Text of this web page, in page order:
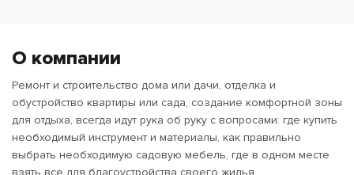
О компании
Ремонт и строительство дома или дачи, отделка и
обустройство квартиры или сада, создание комфортной зоны
для отдыха, всегда идут рука об руку с вопросами: где купить
необходимый инструмент и материалы, как правильно
выбрать необходимую садовую мебель, где в одном месте
взять все для благоустройства своего жилья.